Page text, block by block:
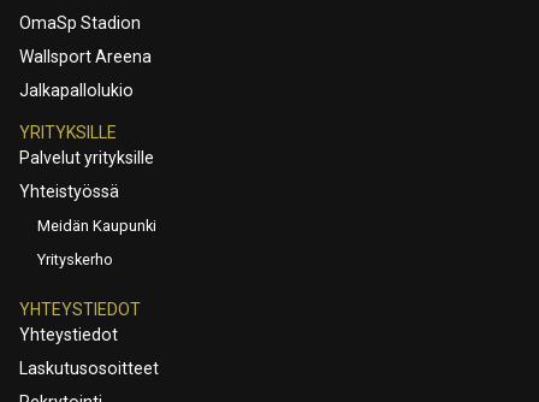
OmaSp Stadion
Wallsport Areena
Jalkapallolukio
YRITYKSILLE
Palvelut yrityksille
Yhteistyössä
Meidän Kaupunki
Yrityskerho
YHTEYSTIEDOT
Yhteystiedot
Laskutusosoitteet